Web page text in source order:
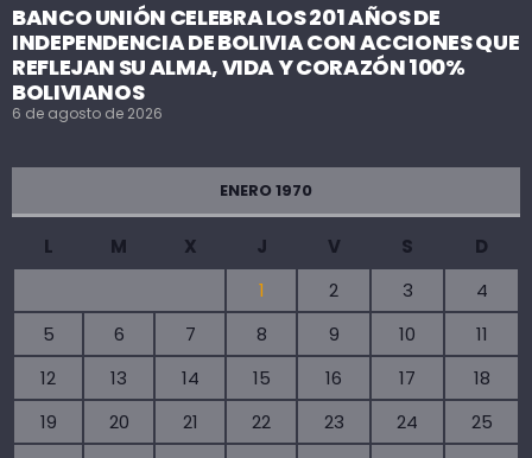
BANCO UNIÓN CELEBRA LOS 201 AÑOS DE
INDEPENDENCIA DE BOLIVIA CON ACCIONES QUE
REFLEJAN SU ALMA, VIDA Y CORAZÓN 100%
BOLIVIANOS
6 de agosto de 2026
ENERO 1970
L M X J V S
D
1
2 3
4
5
6 7 8 9 10
11
12
13 14 15 16 17
18
19
20 21 22 23 24
25